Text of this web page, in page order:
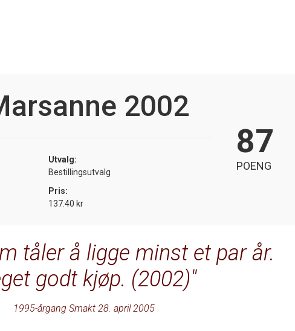
2002
Utvalg:
Bestillingsutvalg
Pris:
137.40 kr
87
POENG
tåler å ligge minst et par år.
godt kjøp. (2002)
1995-årgang Smakt 28. april 2005